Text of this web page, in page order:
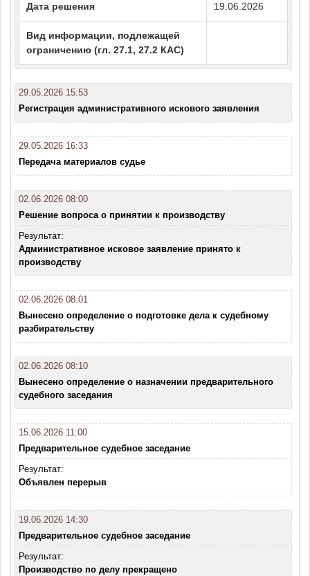
Дата решения 19.06.2026
Вид информации, подлежащей
ограничению (гл. 27.1, 27.2 КАС)
29.05.2026 15:53
Регистрация административного искового заявления
29.05.2026 16:33
Передача материалов судье
02.06.2026 08:00
Решение вопроса о принятии к производству
Результат:
Административное исковое заявление принято к
производству
02.06.2026 08:01
Вынесено определение о подготовке дела к судебному
разбирательству
02.06.2026 08:10
Вынесено определение о назначении предварительного
судебного заседания
15.06.2026 11:00
Предварительное судебное заседание
Результат:
Объявлен перерыв
19.06.2026 14:30
Предварительное судебное заседание
Результат:
Производство по делу прекращено